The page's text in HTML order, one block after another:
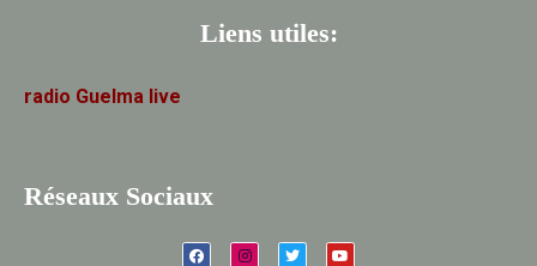
Liens utiles:
radio Guelma live
Réseaux Sociaux